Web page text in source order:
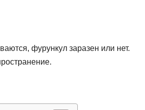
фурункул заразен или нет.